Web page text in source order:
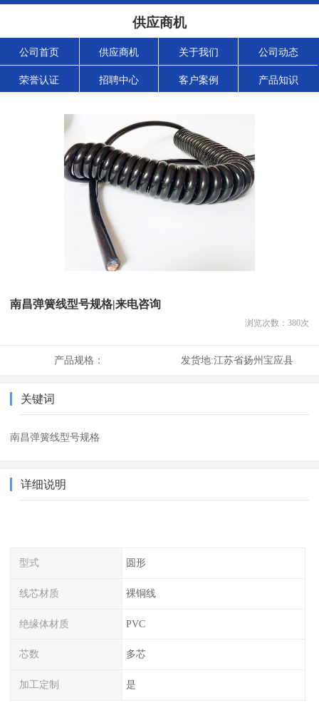
供应商机
公司首页 供应商机 关于我们 公司动态
荣誉认证 招聘中心 客户案例 产品知识
南昌弹簧线型号规格|来电咨询
浏览次数： 380次
产品规格： 发货地:江苏省扬州宝应县
关键词
南昌弹簧线型号规格
详细说明
型式 圆形
线芯材质 裸铜线
绝缘体材质 PVC
芯数 多芯
加工定制 是